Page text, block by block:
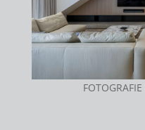
FOTOGRAFIE